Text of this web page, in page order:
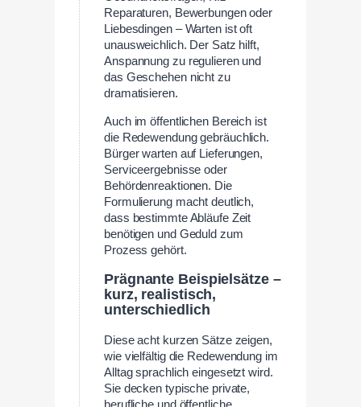
Reparaturen, Bewerbungen oder
Liebesdingen – Warten ist oft
unausweichlich. Der Satz hilft,
Anspannung zu regulieren und
das Geschehen nicht zu
dramatisieren.
Auch im öffentlichen Bereich ist
die Redewendung gebräuchlich.
Bürger warten auf Lieferungen,
Serviceergebnisse oder
Behördenreaktionen. Die
Formulierung macht deutlich,
dass bestimmte Abläufe Zeit
benötigen und Geduld zum
Prozess gehört.
Prägnante Beispielsätze –
kurz, realistisch,
unterschiedlich
Diese acht kurzen Sätze zeigen,
wie vielfältig die Redewendung im
Alltag sprachlich eingesetzt wird.
Sie decken typische private,
berufliche und öffentliche